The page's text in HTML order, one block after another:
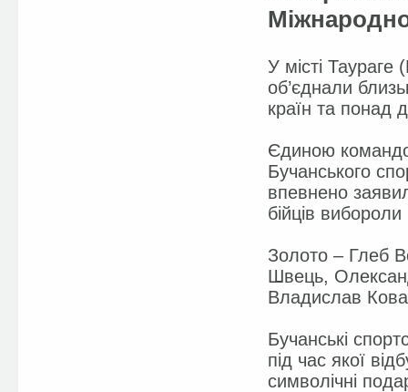
У місті Таураге
об’єднали
країн та понад
Єдиною
Бучанського
впевнено
бійців вибороли
Золото – Глеб
Швець,
Владислав
Бучанські
під час якої
символічні